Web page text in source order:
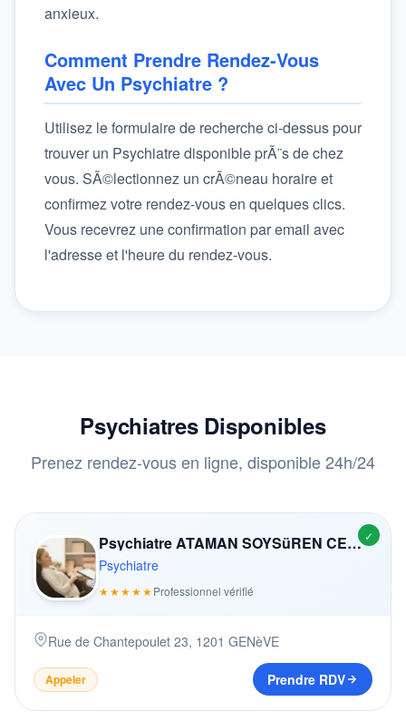
anxieux.
Comment Prendre Rendez-Vous
Avec Un Psychiatre ?
Utilisez le formulaire de recherche ci-dessus pour
trouver un Psychiatre disponible prÃ¨s de chez
vous. SÃ©lectionnez un crÃ©neau horaire et
confirmez votre rendez-vous en quelques clics.
Vous recevrez une confirmation par email avec
l'adresse et l'heure du rendez-vous.
Psychiatres Disponibles
Prenez rendez-vous en ligne, disponible 24h/24
✓
Psychiatre ATAMAN SOYSüREN CEMILE
Psychiatre
★★★★★Professionnel vérifié
Rue de Chantepoulet 23, 1201 GENèVE
Appeler Prendre RDV